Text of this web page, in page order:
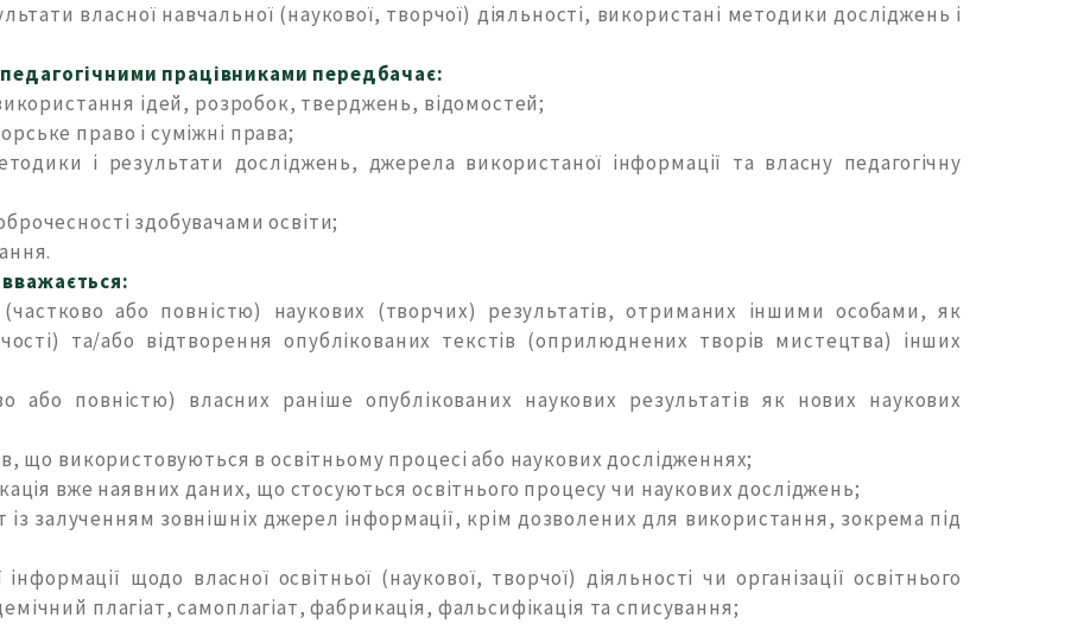
власної навчальної (наукової, творчої) діяльності, використані методики досліджень і
працівниками передбачає:
ідей, розробок, тверджень, відомостей;
право і суміжні права;
і результати досліджень, джерела використаної інформації та власну педагогічну
здобувачами освіти;
або повністю) наукових (творчих) результатів, отриманих іншими особами, як
та/або відтворення опублікованих текстів (оприлюднених творів мистецтва) інших
або повністю) власних раніше опублікованих наукових результатів як нових наукових
що використовуються в освітньому процесі або наукових дослідженнях;
вже наявних даних, що стосуються освітнього процесу чи наукових досліджень;
залученням зовнішніх джерел інформації, крім дозволених для використання, зокрема під
щодо власної освітньої (наукової, творчої) діяльності чи організації освітнього
плагіат, самоплагіат, фабрикація, фальсифікація та списування;